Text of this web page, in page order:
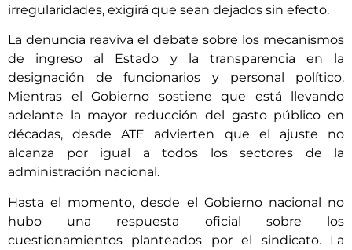
irregularidades, exigirá que sean dejados sin efecto.
La denuncia reaviva el debate sobre los mecanismos
de ingreso al Estado y la transparencia en la
designación de funcionarios y personal político.
Mientras el Gobierno sostiene que está llevando
adelante la mayor reducción del gasto público en
décadas, desde ATE advierten que el ajuste no
alcanza por igual a todos los sectores de la
administración nacional.
Hasta el momento, desde el Gobierno nacional no
hubo una respuesta oficial sobre los
cuestionamientos planteados por el sindicato. La